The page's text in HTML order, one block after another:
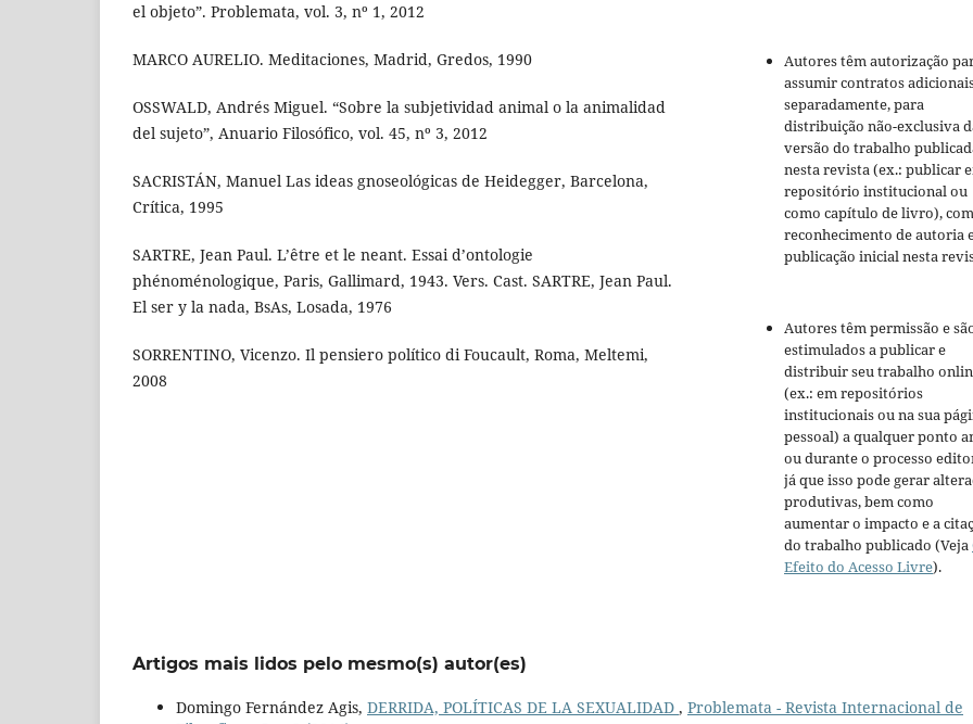
el objeto”. Problemata, vol. 3, nº 1, 2012
MARCO AURELIO. Meditaciones, Madrid, Gredos, 1990
OSSWALD, Andrés Miguel. “Sobre la subjetividad animal o la animalidad
del sujeto”, Anuario Filosófico, vol. 45, nº 3, 2012
SACRISTÁN, Manuel Las ideas gnoseológicas de Heidegger, Barcelona,
Crítica, 1995
SARTRE, Jean Paul. L’être et le neant. Essai d’ontologie
phénoménologique, Paris, Gallimard, 1943. Vers. Cast. SARTRE, Jean Paul.
El ser y la nada, BsAs, Losada, 1976
SORRENTINO, Vicenzo. Il pensiero político di Foucault, Roma, Meltemi,
2008
Autores têm autorização
assumir contratos
separadamente, para
distribuição não-exclusiva
versão do trabalho
nesta revista (ex.: publicar
repositório institucional ou
como capítulo de livro), com
reconhecimento de autoria
publicação inicial nesta
Autores têm permissão e
estimulados a publicar e
distribuir seu trabalho
(ex.: em repositórios
institucionais ou na sua
pessoal) a qualquer ponto
ou durante o processo
já que isso pode gerar
produtivas, bem como
aumentar o impacto e a
do trabalho publicado (Veja
Efeito do Acesso Livre).
Artigos mais lidos pelo mesmo(s) autor(es)
Domingo Fernández Agis, DERRIDA, POLÍTICAS DE LA SEXUALIDAD , Problemata - Revista Internacional de